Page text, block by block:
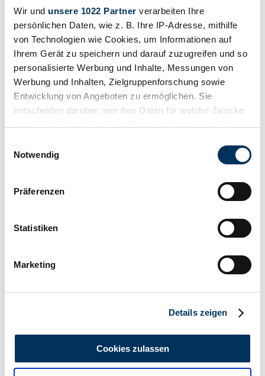
Wir und unsere 1022 Partner verarbeiten Ihre
persönlichen Daten, wie z. B. Ihre IP-Adresse, mithilfe
von Technologien wie Cookies, um Informationen auf
Ihrem Gerät zu speichern und darauf zuzugreifen und so
personalisierte Werbung und Inhalte, Messungen von
Werbung und Inhalten, Zielgruppenforschung sowie
Entwicklung von Angeboten zu ermöglichen. Sie
entscheiden darüber, wer Ihre Daten für welche Zwecke
Trigger Symbol ändern oder widerrufen
Informationen über Ihre geografische Lage
können
bestimmten Merkmalen (Fingerprinting) identifizieren
Erfahren Sie mehr darüber, wie Ihre persönlichen Daten
analysieren. Außerdem geben wir Informationen zu Ihrer
Notwendig
Präferenzen
Statistiken
Marketing
Details zeigen
Cookies zulassen